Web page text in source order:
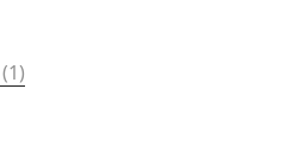
댓
글
(1)